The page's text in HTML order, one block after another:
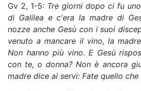
Gv 2, 1-5: Tre giorni dopo ci fu
di Galilea e c'era la madre di
nozze anche Gesù con i suoi
venuto a mancare il vino, la
Non hanno più vino. E Gesù
con te, o donna? Non è ancora
madre dice ai servi: Fate quello che